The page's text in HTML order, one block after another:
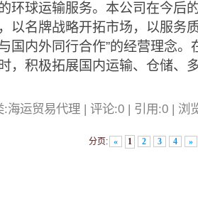
环球运输服务。本公司在今后
以名牌战略开拓市场，以服务
国内外同行合作”的经营理念
，积极拓展国内运输、仓储、
:海运贸易代理 | 评论:0 | 引用:0 | 浏
分页: « 1 2 3 4 »